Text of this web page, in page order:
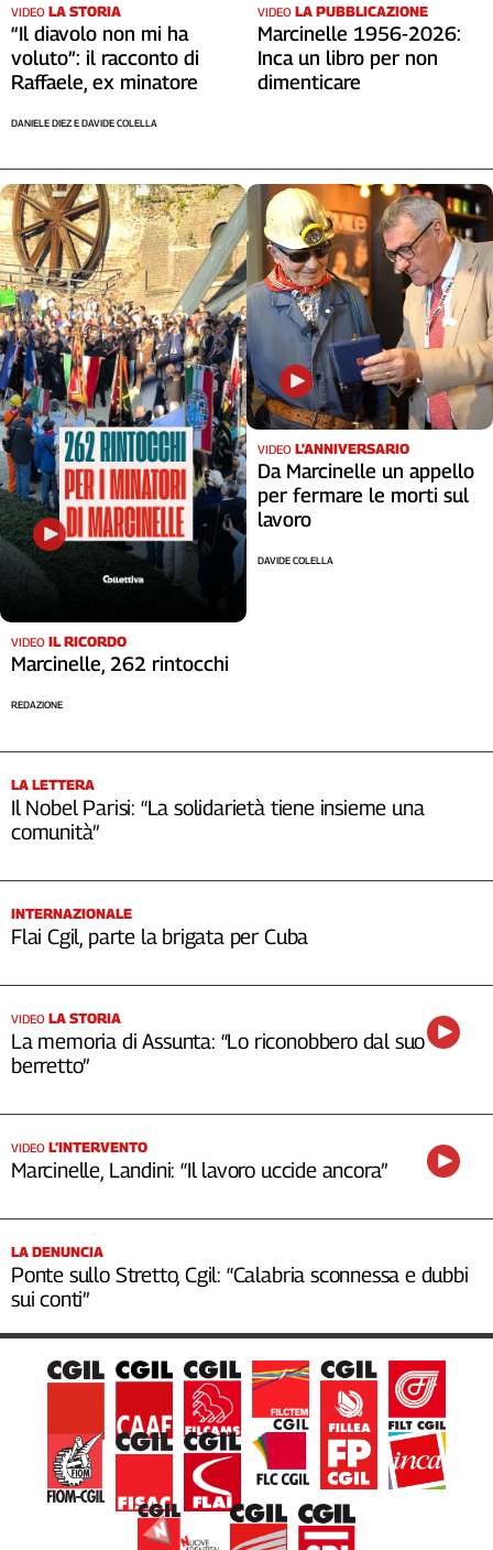
VIDEO LA STORIA
“Il diavolo non mi ha
voluto”: il racconto di
Raffaele, ex minatore
DANIELE DIEZ E DAVIDE COLELLA
VIDEO LA PUBBLICAZIONE
Marcinelle 1956-2026:
Inca un libro per non
dimenticare
VIDEO IL RICORDO
Marcinelle, 262 rintocchi
REDAZIONE
VIDEO L'ANNIVERSARIO
Da Marcinelle un appello
per fermare le morti sul
lavoro
DAVIDE COLELLA
LA LETTERA
Il Nobel Parisi: “La solidarietà tiene insieme una
comunità”
INTERNAZIONALE
Flai Cgil, parte la brigata per Cuba
VIDEO LA STORIA
La memoria di Assunta: “Lo riconobbero dal suo
berretto”
VIDEO L’INTERVENTO
Marcinelle, Landini: “Il lavoro uccide ancora”
LA DENUNCIA
Ponte sullo Stretto, Cgil: “Calabria sconnessa e dubbi
sui conti”